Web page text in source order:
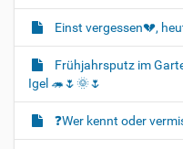
Einst vergessen💔,
Frühjahrsputz im
Igel 🦔🌷🌞🌷
❓️Wer kennt oder